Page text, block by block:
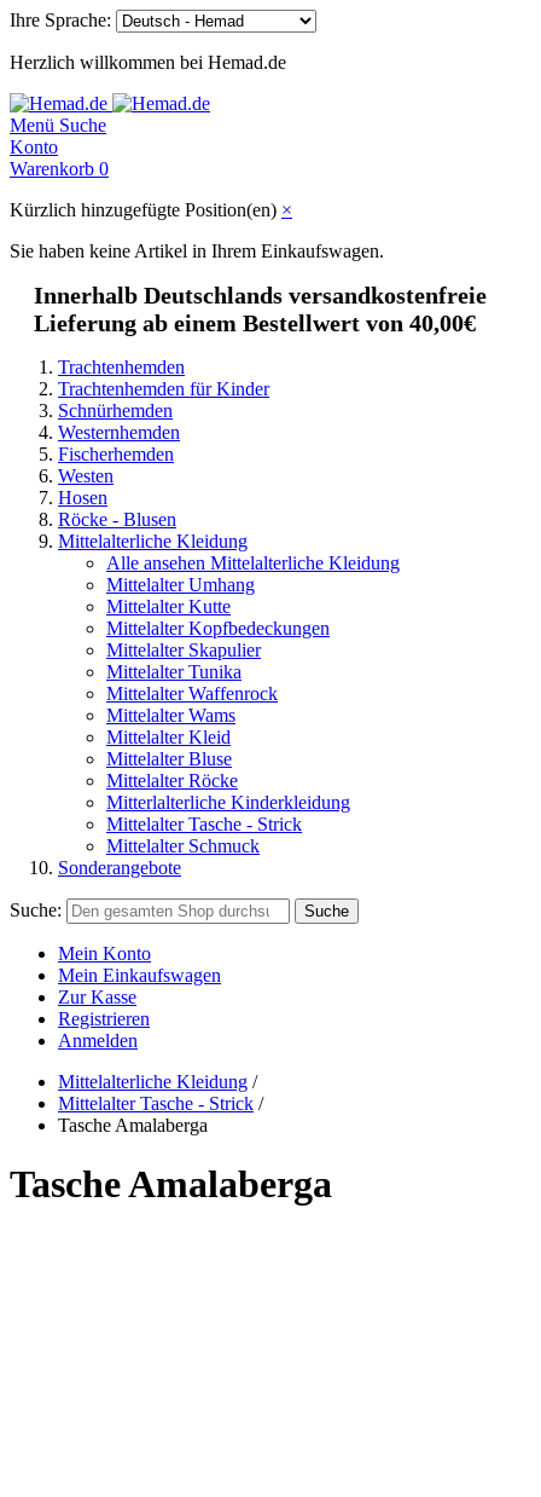
Ihre Sprache:
Herzlich willkommen bei Hemad.de
Menü Suche
Konto
Warenkorb 0
Kürzlich hinzugefügte Position(en) ×
Sie haben keine Artikel in Ihrem Einkaufswagen.
Innerhalb Deutschlands versandkostenfreie
Lieferung ab einem Bestellwert von 40,00€
Trachtenhemden
Trachtenhemden für Kinder
Schnürhemden
Westernhemden
Fischerhemden
Westen
Hosen
Röcke - Blusen
Mittelalterliche Kleidung
Alle ansehen Mittelalterliche Kleidung
Mittelalter Umhang
Mittelalter Kutte
Mittelalter Kopfbedeckungen
Mittelalter Skapulier
Mittelalter Tunika
Mittelalter Waffenrock
Mittelalter Wams
Mittelalter Kleid
Mittelalter Bluse
Mittelalter Röcke
Mitterlalterliche Kinderkleidung
Mittelalter Tasche - Strick
Mittelalter Schmuck
Sonderangebote
Suche: Suche
Mein Konto
Mein Einkaufswagen
Zur Kasse
Registrieren
Anmelden
Mittelalterliche Kleidung /
Mittelalter Tasche - Strick /
Tasche Amalaberga
Tasche Amalaberga